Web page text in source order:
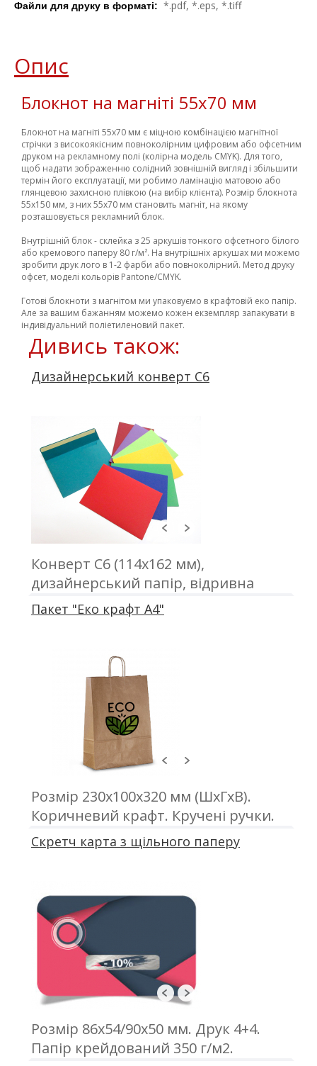
Файли для друку в форматі: *.pdf, *.eps, *.tiff
Опис
Блокнот на магніті 55х70 мм
Блокнот на магніті 55х70 мм є міцною комбінацією магнітної
стрічки з високоякісним повноколірним цифровим або офсетним
друком на рекламному полі (колірна модель CMYK). Для того,
щоб надати зображенню солідний зовнішній вигляд і збільшити
термін його експлуатації, ми робимо ламінацію матовою або
глянцевою захисною плівкою (на вибір клієнта). Розмір блокнота
55х150 мм, з них 55х70 мм становить магніт, на якому
розташовується рекламний блок.
Внутрішній блок - склейка з 25 аркушів тонкого офсетного білого
або кремового паперу 80 г/м². На внутрішніх аркушах ми можемо
зробити друк лого в 1-2 фарби або повноколірний. Метод друку
офсет, моделі кольорів Pantone/CMYK.
Готові блокноти з магнітом ми упаковуємо в крафтовій еко папір.
Але за вашим бажанням можемо кожен екземпляр запакувати в
індивідуальний поліетиленовий пакет.
Дивись також:
Дизайнерський конверт C6
Конверт С6 (114х162 мм),
дизайнерський папір, відривна
стрічка. Друк трафаретний 1+0/2+0
Пакет "Еко крафт А4"
Розмір 230х100х320 мм (ШхГхВ).
Коричневий крафт. Кручені ручки.
Друк з одного або двох сторін
Скретч карта з щільного паперу
Розмір 86х54/90х50 мм. Друк 4+4.
Папір крейдований 350 г/м2.